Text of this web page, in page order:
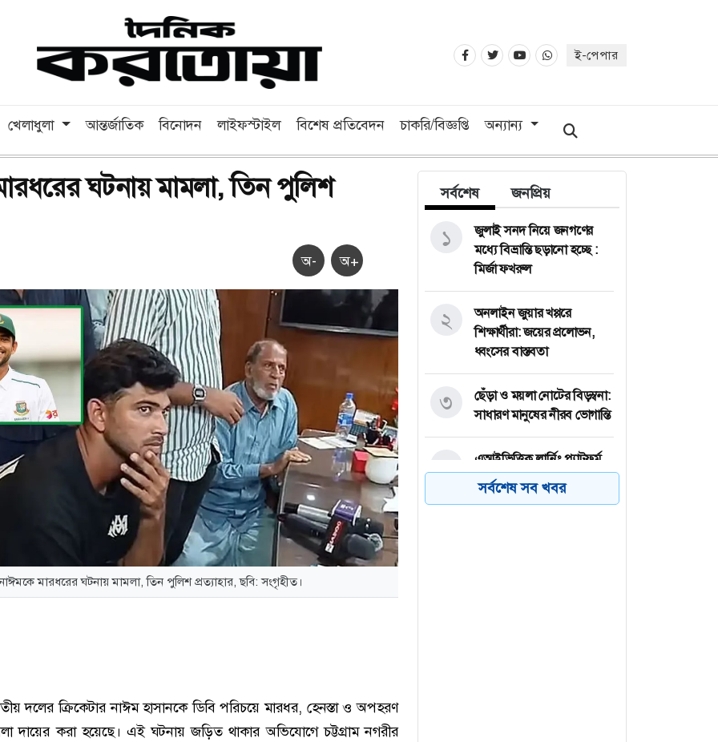
ই-পেপার
খেলাধুলা আন্তর্জাতিক বিনোদন লাইফস্টাইল বিশেষ প্রতিবেদন চাকরি/বিজ্ঞপ্তি অন্যান্য
ঘটনায় মামলা, তিন পুলিশ
অ- অ+
মারধরের ঘটনায় মামলা, তিন পুলিশ প্রত্যাহার, ছবি: সংগৃহীত।
দলের ক্রিকেটার নাঈম হাসানকে ডিবি পরিচয়ে মারধর, হেনস্তা ও অপহরণ
দায়ের করা হয়েছে। এই ঘটনায় জড়িত থাকার অভিযোগে চট্টগ্রাম নগরীর
সর্বশেষ জনপ্রিয়
জুলাই সনদ নিয়ে জনগণের
মধ্যে বিভ্রান্তি ছড়ানো হচ্ছে :
মির্জা ফখরুল
১
অনলাইন জুয়ার খপ্পরে
শিক্ষার্থীরা: জয়ের প্রলোভন,
ধ্বংসের বাস্তবতা
২
ছেঁড়া ও ময়লা নোটের বিড়ম্বনা:
সাধারণ মানুষের নীরব ভোগান্তি
৩
এআইভিত্তিক লার্নিং প্ল্যাটফর্ম
'বিডিএআই স্কুল' চালু
৪
সর্বশেষ সব খবর